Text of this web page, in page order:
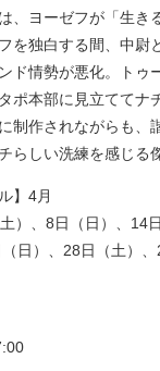
、ヨーゼフが「生き
独白する間、中尉
ド情勢が悪化。トゥ
ポ本部に見立ててナ
制作されながらも、
らしい洗練を感じる
】4月
）、8日（日）、14
日）、28日（土）